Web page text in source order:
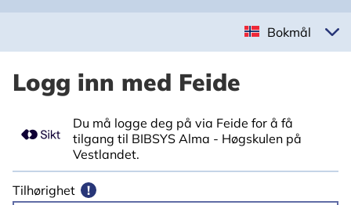
Bokmål
Logg inn med Feide
Du må logge deg på via Feide for å få
tilgang til BIBSYS Alma - Høgskulen på
Vestlandet.
Tilhørighet !